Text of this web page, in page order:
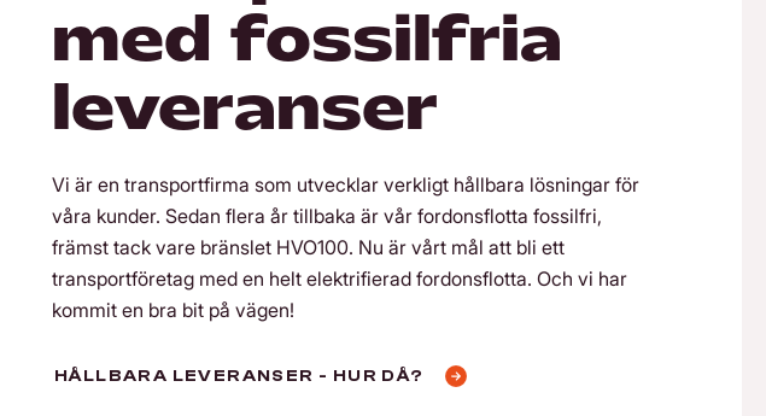
med fossilfria
leveranser
Vi är en transportfirma som utvecklar verkligt hållbara lösningar för
våra kunder. Sedan flera år tillbaka är vår fordonsflotta fossilfri,
främst tack vare bränslet HVO100. Nu är vårt mål att bli ett
transportföretag med en helt elektrifierad fordonsflotta. Och vi har
kommit en bra bit på vägen!
HÅLLBARA LEVERANSER - HUR DÅ?